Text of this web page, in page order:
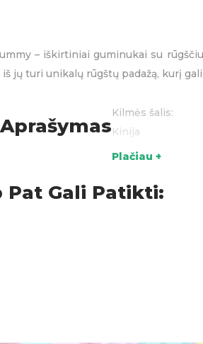
– iškirtiniai guminukai su
jų turi unikalų rūgštų padažą, kurį
Kilmės šalis:
Kinija
Sudėtis:
Cukrus
Plačiau +
Pat Gali Patikti: